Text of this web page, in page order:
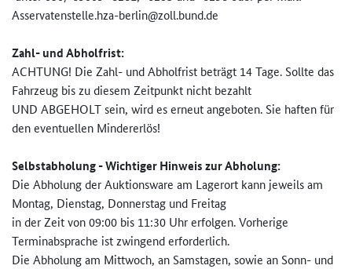
Asservatenstelle.hza-berlin@zo­ll.bund.de
Zahl- und Abholfrist:
ACHTUNG! Die Zahl- und Abholfrist beträgt 14 Tage. Sollte das
Fahrzeug bis zu diesem Zeitpunkt nicht bezahlt
UND ABGEHOLT sein, wird es erneut angeboten. Sie haften für
den eventuellen Mindererlös!
Selbstabholung - Wichtiger Hinweis zur Abholung:
Die Abholung der Auktionsware am Lagerort kann jeweils am
Montag, Dienstag, Donnerstag und Freitag
in der Zeit von 09:00 bis 11:30 Uhr erfolgen. Vorherige
Terminabsprache ist zwingend erforderlich.
Die Abholung am Mittwoch, an Samstagen, sowie an Sonn- und